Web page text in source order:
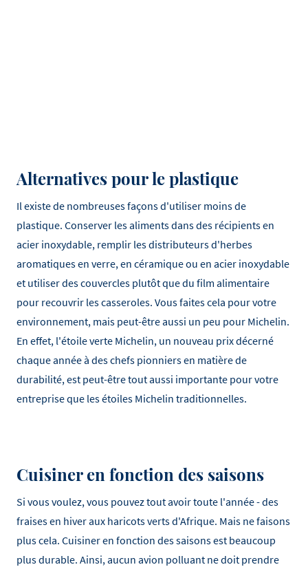
Alternatives pour le plastique
Il existe de nombreuses façons d'utiliser moins de
plastique. Conserver les aliments dans des récipients en
acier inoxydable, remplir les distributeurs d'herbes
aromatiques en verre, en céramique ou en acier inoxydable
et utiliser des couvercles plutôt que du film alimentaire
pour recouvrir les casseroles. Vous faites cela pour votre
environnement, mais peut-être aussi un peu pour Michelin.
En effet, l'étoile verte Michelin, un nouveau prix décerné
chaque année à des chefs pionniers en matière de
durabilité, est peut-être tout aussi importante pour votre
entreprise que les étoiles Michelin traditionnelles.
Cuisiner en fonction des saisons
Si vous voulez, vous pouvez tout avoir toute l'année - des
fraises en hiver aux haricots verts d'Afrique. Mais ne faisons
plus cela. Cuisiner en fonction des saisons est beaucoup
plus durable. Ainsi, aucun avion polluant ne doit prendre